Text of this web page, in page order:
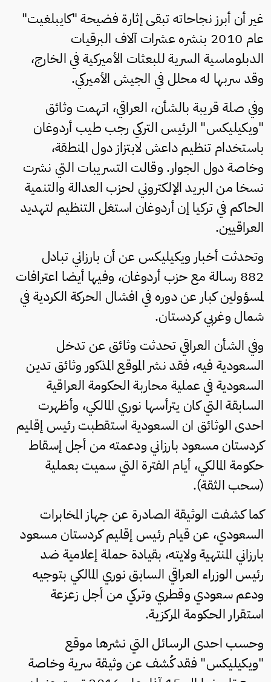
غير أن أبرز نجاحاته تبقى إثارة فضيحة "كايبلغيت"
عام 2010 بنشره عشرات آلاف البرقيات
الدبلوماسية السرية للبعثات الأميركية في الخارج،
وقد سربها له محلل في الجيش الأميركي.
وفي صلة قريبة بالشأن، العراقي، اتهمت وثائق
"ويكيليكس" الرئيس التركي رجب طيب أردوغان
باستخدام تنظيم داعش لابتزاز دول المنطقة،
وخاصة دول الجوار. وقالت التسريبات التي نشرت
نسخا من البريد الإلكتروني لحزب العدالة والتنمية
الحاكم في تركيا إن أردوغان استغل التنظيم لتهديد
العراقيين.
وتحدثت أخبار ويكيليكس عن أن بارزاني تبادل
882 رسالة مع حزب أردوغان، وفيها أيضا اعترافات
لمسؤولين كبار عن دوره في افشال الحركة الكردية في
شمال وغربي كردستان.
وفي الشأن العراقي تحدثت وثائق عن تدخل
السعودية فيه، فقد نشر الموقع المذكور وثائق تدين
السعودية في عملية محاربة الحكومة العراقية
السابقة التي كان يترأسها نوري المالكي، وأظهرت
احدى الوثائق ان السعودية استقطبت رئيس إقليم
كردستان مسعود بارزاني ودعمته من أجل إسقاط
حكومة المالكي، أيام الفترة التي سميت بعملية
(سحب الثقة).
كما كشفت الوثيقة الصادرة عن جهاز المخابرات
السعودي، عن قيام رئيس إقليم كردستان مسعود
بارزاني المنتهية ولايته، بقيادة حملة إعلامية ضد
رئيس الوزراء العراقي السابق نوري المالكي بتوجيه
ودعم سعودي وقطري وتركي من أجل زعزعة
استقرار الحكومة المركزية.
وحسب احدى الرسائل التي نشرها موقع
"ويكيليكس" فقد كُشف عن وثيقة سرية وخاصة